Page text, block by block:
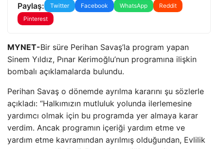
Paylaş: Twitter Facebook WhatsApp
Reddit
Pinterest
MYNET-Bir süre Perihan Savaş’la program yapan
Sinem Yıldız, Pınar Kerimoğlu’nun programına ilişkin
bombalı açıklamalarda bulundu.
Perihan Savaş o dönemde ayrılma kararını şu sözlerle
açıkladı: “Halkımızın mutluluk yolunda ilerlemesine
yardımcı olmak için bu programda yer almaya karar
verdim. Ancak programın içeriği yardım etme ve
yardım etme kavramından ayrılmış olduğundan, Evlilik